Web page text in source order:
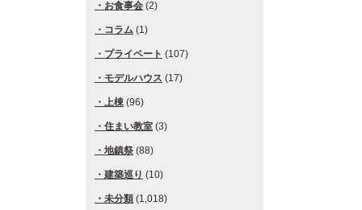
お食事会 (2)
コラム (1)
プライベート (107)
モデルハウス (17)
上棟 (96)
住まい教室 (3)
地鎮祭 (88)
建築巡り (10)
未分類 (1,018)